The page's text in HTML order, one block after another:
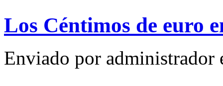
Los Céntimos de euro
Enviado por administrador